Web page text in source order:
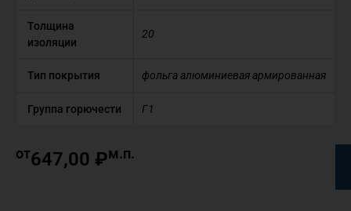
Толщина
изоляции
20
Тип покрытия фольга алюминиевая армированная
Группа горючести Г1
от647,00 ₽м.п.